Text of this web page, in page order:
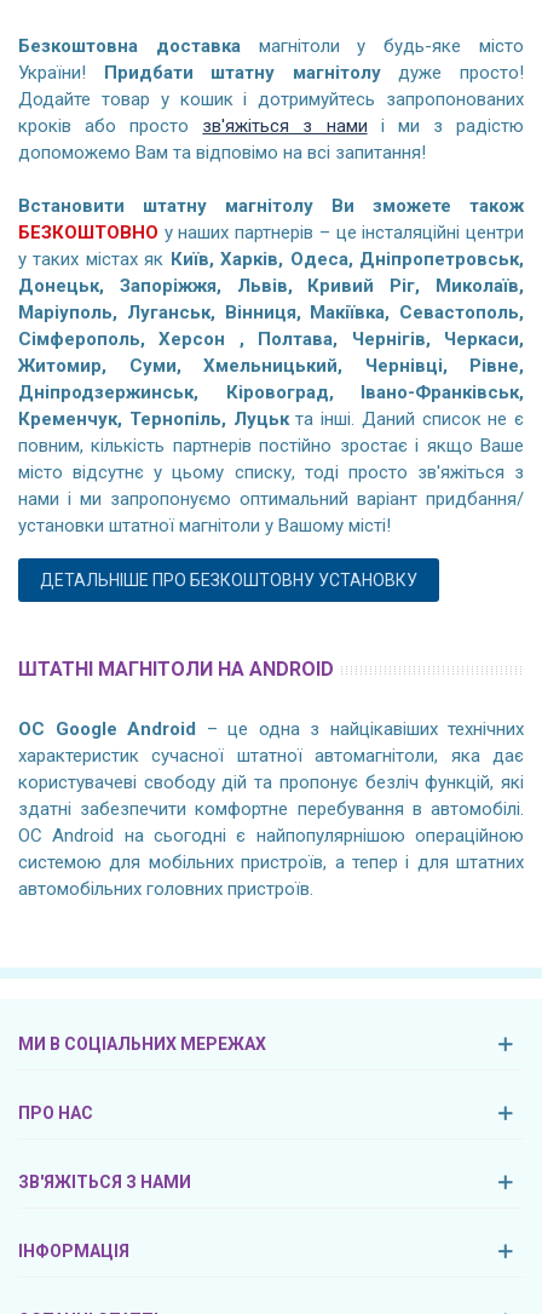
Безкоштовна доставкамагнітоли у будь-яке місто
України! Придбати штатну магнітолудуже просто!
Додайте товар у кошик і дотримуйтесь запропонованих
кроків або просто зв'яжіться з нами і ми з радістю
допоможемо Вам та відповімо на всі запитання!
Встановити штатну магнітолу Ви зможете також
БЕЗКОШТОВНО у наших партнерів – це інсталяційні центри
у таких містах як Київ, Харків, Одеса, Дніпропетровськ,
Донецьк, Запоріжжя, Львів, Кривий Ріг, Миколаїв,
Маріуполь, Луганськ, Вінниця, Макіївка, Севастополь,
Сімферополь, Херсон , Полтава, Чернігів, Черкаси,
Житомир, Суми, Хмельницький, Чернівці, Рівне,
Дніпродзержинськ, Кіровоград, Івано-Франківськ,
Кременчук, Тернопіль, Луцькта інші. Даний список не є
повним, кількість партнерів постійно зростає і якщо Ваше
місто відсутнє у цьому списку, тоді просто зв'яжіться з
нами і ми запропонуємо оптимальний варіант придбання/
установки штатної магнітоли у Вашому місті!
ДЕТАЛЬНІШЕ ПРО БЕЗКОШТОВНУ УСТАНОВКУ
ШТАТНІ МАГНІТОЛИ НА ANDROID
ОС Google Android – це одна з найцікавіших технічних
характеристик сучасної штатної автомагнітоли, яка дає
користувачеві свободу дій та пропонує безліч функцій, які
здатні забезпечити комфортне перебування в автомобілі.
ОС Android на сьогодні є найпопулярнішою операційною
системою для мобільних пристроїв, а тепер і для штатних
автомобільних головних пристроїв.
МИ В СОЦІАЛЬНИХ МЕРЕЖАХ
ПРО НАС
ЗВ'ЯЖІТЬСЯ З НАМИ
ІНФОРМАЦІЯ